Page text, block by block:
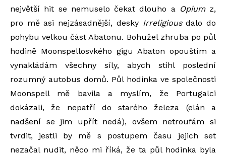
největší hit se nemuselo čekat dlouho a Opiumz,
pro mě asi nejzásadnější, desky Irreligiousdalo do
pohybu velkou část Abatonu. Bohužel zhruba po půl
hodině Moonspellosvkého gigu Abaton opouštím a
vynakládám všechny síly, abych stihl poslední
rozumný autobus domů. Půl hodinka ve společnosti
Moonspell mě bavila a myslím, že Portugalci
dokázali, že nepatří do starého železa (elán a
nadšení se jim upřít nedá), ovšem netroufám si
tvrdit, jestli by mě s postupem času jejich set
nezačal nudit, něco mi říká, že ta půl hodinka byla